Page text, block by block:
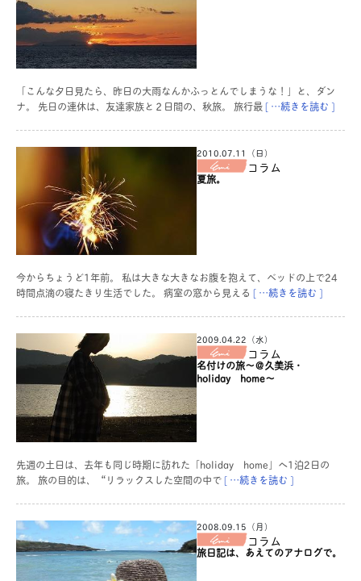
「こんな夕日見たら、昨日の大雨なんかふっとんでしまうな！」と、ダン
ナ。 先日の連休は、友達家族と２日間の、秋旅。 旅行最[ …続きを読む ]
2010.07.11（日）
コラム
夏旅。
今からちょうど1年前。 私は大きな大きなお腹を抱えて、ベッドの上で24
時間点滴の寝たきり生活でした。 病室の窓から見える [ …続きを読む ]
2009.04.22（水）
コラム
名付けの旅～＠久美浜・
holiday home～
先週の土日は、去年も同じ時期に訪れた「holiday home」へ1泊2日の
旅。 旅の目的は、“リラックスした空間の中で[ …続きを読む ]
2008.09.15（月）
コラム
旅日記は、あえてのアナログで。